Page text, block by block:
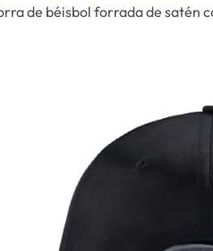
de béisbol forrada de satén